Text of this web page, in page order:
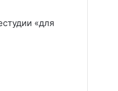
«для